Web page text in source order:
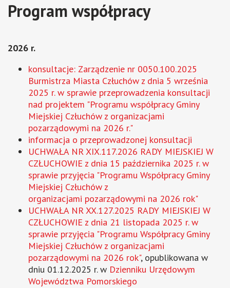
Program współpracy
2026 r.
konsultacje: Zarządzenie nr 0050.100.2025
Burmistrza Miasta Człuchów z dnia 5 września
2025 r. w sprawie przeprowadzenia konsultacji
nad projektem "Programu współpracy Gminy
Miejskiej Człuchów z organizacjami
pozarządowymi na 2026 r."
informacja o przeprowadzonej konsultacji
UCHWAŁA NR XIX.117.2026 RADY MIEJSKIEJ W
CZŁUCHOWIE z dnia 15 października 2025 r. w
sprawie przyjęcia "Programu Współpracy Gminy
Miejskiej Człuchów z
organizacjami pozarządowymi na 2026 rok"
UCHWAŁA NR XX.127.2025 RADY MIEJSKIEJ W
CZŁUCHOWIE z dnia 21 listopada 2025 r. w
sprawie przyjęcia "Programu Współpracy Gminy
Miejskiej Człuchów z organizacjami
pozarządowymi na 2026 rok", opublikowana w
dniu 01.12.2025 r. w Dzienniku Urzędowym
Województwa Pomorskiego